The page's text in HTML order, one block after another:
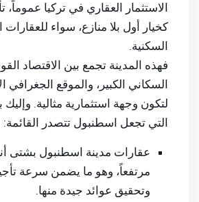
الاستثمار العقاري في تركيا
كخيار أول بلا منازع، سواء للعقارات
السكنية.
فهذه المدينة تجمع بين الاقتصاد
السكاني الكبير، والموقع الجغرافي
لتكون وجهة استثمارية مثالية.
التي تجعل اسطنبول تتصدر القائمة:
عقارات مدينة اسطنبول بشتى
مرتفعاً، وهو ما يضمن سرعة
وتحقيق عوائد جيدة منها.